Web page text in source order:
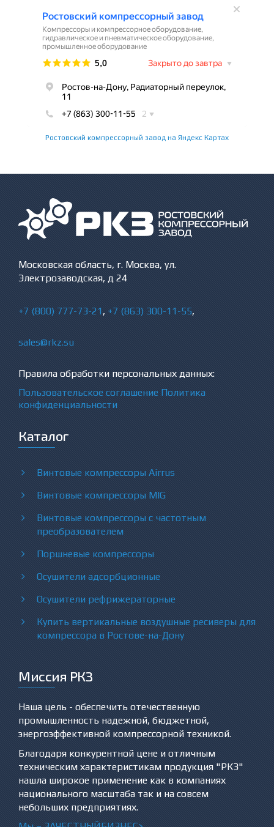
Ростовский компрессорный завод на Яндекс Картах
Московская область, г. Москва, ул.
Электрозаводская, д 24
+7 (800) 777-73-21, +7 (863) 300-11-55,
sales@rkz.su
Правила обработки персональных данных:
Пользовательское соглашение Политика
конфиденциальности
Каталог
Винтовые компрессоры Airrus
Винтовые компрессоры MIG
Винтовые компрессоры с частотным
преобразователем
Поршневые компрессоры
Осушители адсорбционные
Осушители рефрижераторные
Купить вертикальные воздушные ресиверы для
компрессора в Ростове-на-Дону
Миссия РКЗ
Наша цель - обеспечить отечественную
промышленность надежной, бюджетной,
энергоэффективной компрессорной техникой.
Благодаря конкурентной цене и отличным
техническим характеристикам продукция "РКЗ"
нашла широкое применение как в компаниях
национального масштаба так и на совсем
небольших предприятиях.